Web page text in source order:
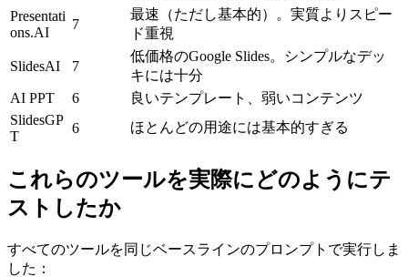
Presentati
ons.AI
7
最速（ただし基本的）
。実質よりスピー
ド重視
SlidesAI 7
低価格のGoogle Slides。シンプルなデッ
キには十分
AI PPT
6
良いテンプレート、弱いコンテンツ
SlidesGP
T
6 ほとんどの用途には基本的すぎる
これらのツールを実際にどのようにテ
ストしたか
すべてのツールを同じベースラインのプロンプトで実行しま
した：